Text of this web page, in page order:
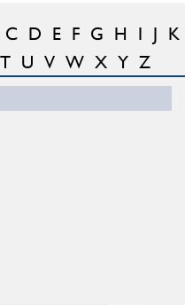
C D E F G H I J K
T U V W X Y Z